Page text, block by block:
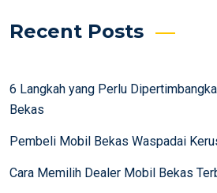
Recent Posts
6 Langkah yang Perlu
Bekas
Pembeli Mobil Bekas Waspadai
Cara Memilih Dealer Mobil Bekas